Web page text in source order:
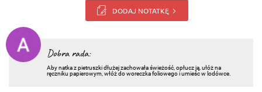
DODAJ NOTATKĘ
Dobra rada:
Aby natka z pietruszki dłużej zachowała świeżość, opłucz ją, ułóż na
ręczniku papierowym, włóż do woreczka foliowego i umieśc w lodówce.